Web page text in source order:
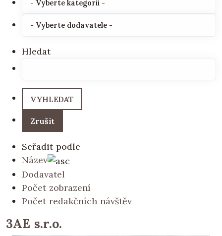
Hledat
Seřadit podle
Název
Dodavatel
Počet zobrazení
Počet redakčních návštěv
3AE s.r.o.